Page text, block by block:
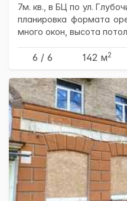
7м. кв., в БЦ по ул.
планировка формата
много окон, высота
6 / 6 142 м2